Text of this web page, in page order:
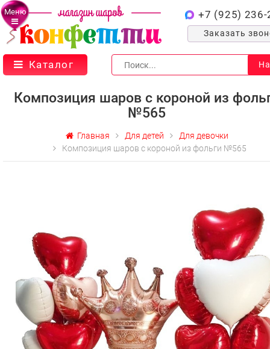
Меню +7 (925) 236-
Заказать
Каталог
Композиция шаров с короной из
№565
Главная Для детей
Для девочки
Композиция шаров с короной из фольги №565